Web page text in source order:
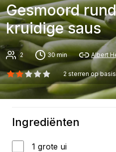
Gesmoord
kruidige saus
2 30 min Albert
2 sterren op
Ingrediënten
1 grote ui